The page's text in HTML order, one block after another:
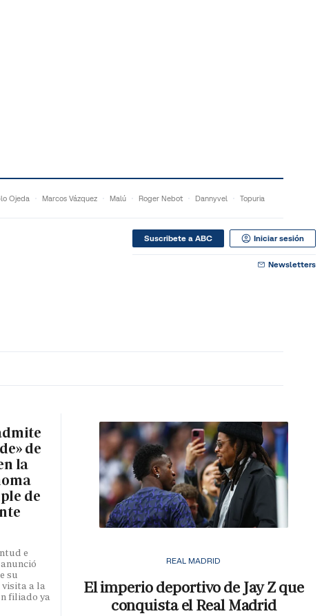
Ojeda Marcos Vázquez Malú Roger Nebot Dannyvel Topuria
Suscribete a ABC Iniciar sesión
Newsletters
de
la
de
e
su
a la
filiado ya
REAL MADRID
El imperio deportivo de Jay Z que
conquista el Real Madrid